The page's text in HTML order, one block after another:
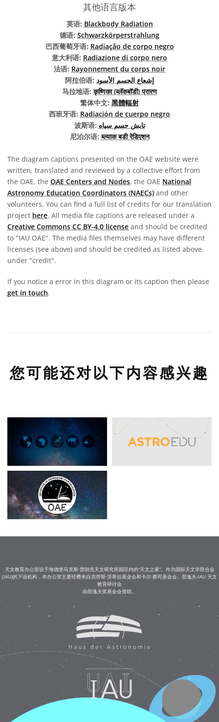
其他语言版本
英语: Blackbody Radiation
德语: Schwarzkörperstrahlung
巴西葡萄牙语: Radiação de corpo negro
意大利语: Radiazione di corpo nero
法语: Rayonnement du corps noir
阿拉伯语: إشعاع الجسم الأسود
马拉地语:कृष्णिका (ब्लॅकबॉडी) प्रारण
繁体中文: 黑體輻射
西班牙语: Radiación de cuerpo negro
波斯语: تابش جسم سیاه
尼泊尔语:ब्ल्याक बडी रेडिएशन
The diagram captions presented on the OAE website were
written, translated and reviewed by a collective effort from
the OAE, the OAE Centers and Nodes, the OAE National
Astronomy Education Coordinators (NAECs) and other
volunteers. You can find a full list of credits for our translation
project here. All media file captions are released under a
Creative Commons CC BY-4.0 license and should be credited
to "IAU OAE". The media files themselves may have different
licenses (see above) and should be credited as listed above
under "credit".
If you notice a error in this diagram or its caption then please
get in touch.
您可能还对以下内容感兴趣
天文教育办公室设于海德堡马克斯·普朗克天文研究所园区内的“天文之家”。作为国际天文学联合会
(IAU)的下设机构，本办公室主要经费来自克劳斯·茨希拉基金会和卡尔·蔡司基金会。邵逸夫-IAU 天文
教育研讨会
由邵逸夫奖基金会资助。